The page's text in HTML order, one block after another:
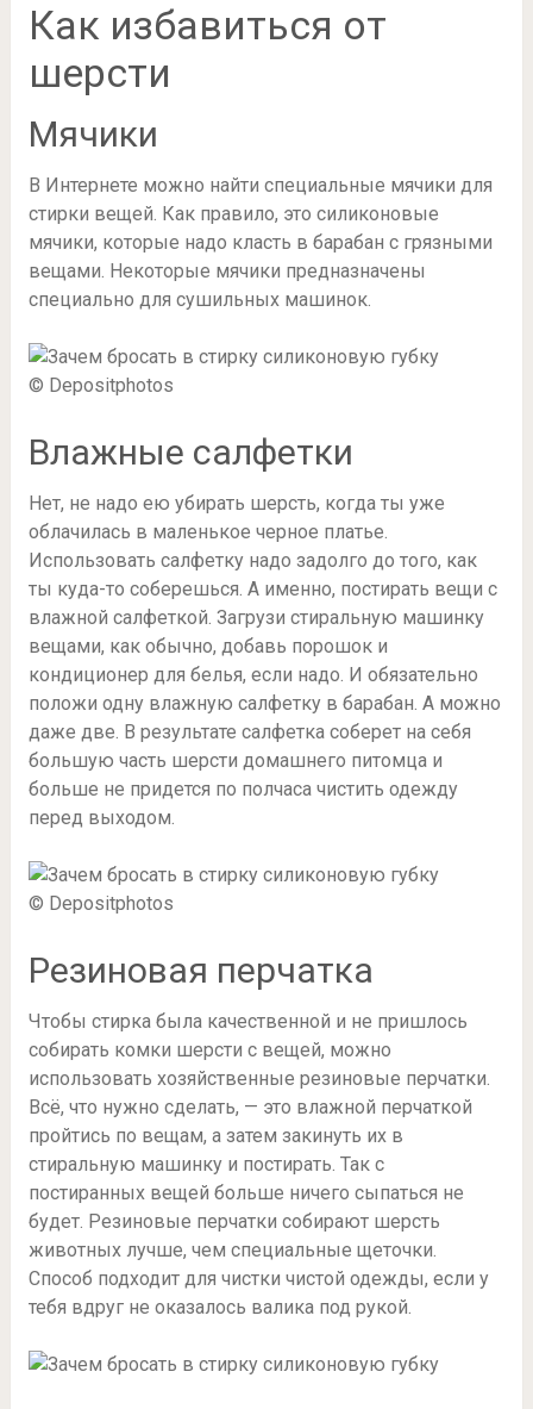
Как избавиться от
шерсти
Мячики
В Интернете можно найти специальные мячики для
стирки вещей. Как правило, это силиконовые
мячики, которые надо класть в барабан с грязными
вещами. Некоторые мячики предназначены
специально для сушильных машинок.
© Depositphotos
Влажные салфетки
Нет, не надо ею убирать шерсть, когда ты уже
облачилась в маленькое черное платье.
Использовать салфетку надо задолго до того, как
ты куда-то соберешься. А именно, постирать вещи с
влажной салфеткой. Загрузи стиральную машинку
вещами, как обычно, добавь порошок и
кондиционер для белья, если надо. И обязательно
положи одну влажную салфетку в барабан. А можно
даже две. В результате салфетка соберет на себя
большую часть шерсти домашнего питомца и
больше не придется по полчаса чистить одежду
перед выходом.
© Depositphotos
Резиновая перчатка
Чтобы стирка была качественной и не пришлось
собирать комки шерсти с вещей, можно
использовать хозяйственные резиновые перчатки.
Всё, что нужно сделать, — это влажной перчаткой
пройтись по вещам, а затем закинуть их в
стиральную машинку и постирать. Так с
постиранных вещей больше ничего сыпаться не
будет. Резиновые перчатки собирают шерсть
животных лучше, чем специальные щеточки.
Способ подходит для чистки чистой одежды, если у
тебя вдруг не оказалось валика под рукой.